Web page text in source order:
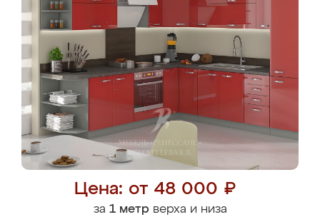
Цена: от 48 000 ₽
за 1 метрверха и низа